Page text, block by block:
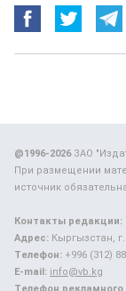
@1996-2026ЗАО
При размещении
источник
Контакты редакции:
Адрес: Кыргызстан,
Телефон: +996 (312)
E-mail: info@vb.kg